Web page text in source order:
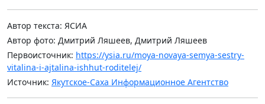
Автор текста: ЯСИА
Автор фото: Дмитрий Ляшеев, Дмитрий Ляшеев
Первоисточник: https://ysia.ru/moya-novaya-semya-sestry-
vitalina-i-ajtalina-ishhut-roditelej/
Источник: Якутское-Саха Информационное Агентство